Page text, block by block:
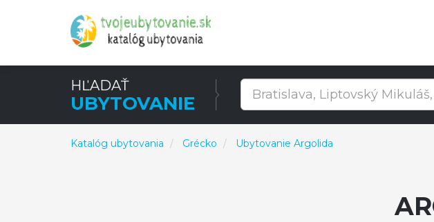
HĽADAŤ
UBYTOVANIE
Katalóg ubytovania Grécko Ubytovanie Argolida